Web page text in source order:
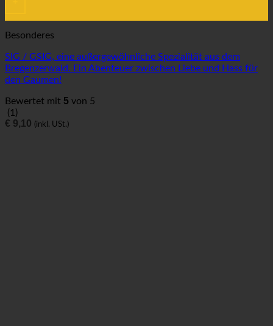
+
Besonderes
SIG / GSIG, eine außergewöhnliche Spezialität aus dem
Bregenzerwald. Ein Abenteuer zwischen Liebe und Hass für
den Gaumen!
Bewertet mit 5 von 5
(1)
€ 9,10 (inkl. USt.)